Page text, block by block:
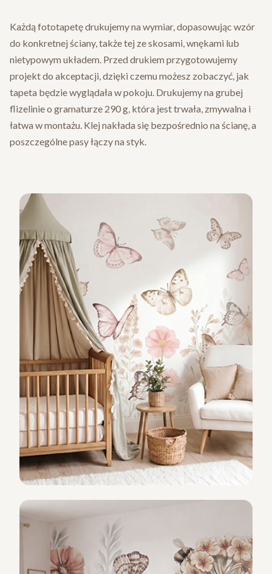
Każdą fototapetę drukujemy na wymiar, dopasowując wzór
do konkretnej ściany, także tej ze skosami, wnękami lub
nietypowym układem. Przed drukiem przygotowujemy
projekt do akceptacji, dzięki czemu możesz zobaczyć, jak
tapeta będzie wyglądała w pokoju. Drukujemy na grubej
flizelinie o gramaturze 290 g, która jest trwała, zmywalna i
łatwa w montażu. Klej nakłada się bezpośrednio na ścianę, a
poszczególne pasy łączy na styk.